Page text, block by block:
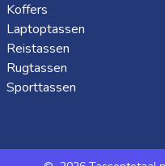
Koffers
Laptoptassen
Reistassen
Rugtassen
Sporttassen